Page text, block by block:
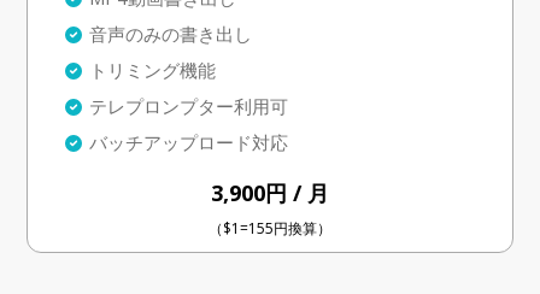
音声のみの書き出し
トリミング機能
テレプロンプター利用可
バッチアップロード対応
3,900円 / 月
（$1=155円換算）